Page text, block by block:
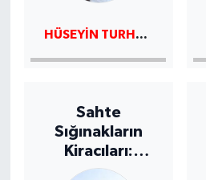
HÜSEYIN TURHAN
Sahte
Sığınakların
Kiracıları:
Gerçek Evin